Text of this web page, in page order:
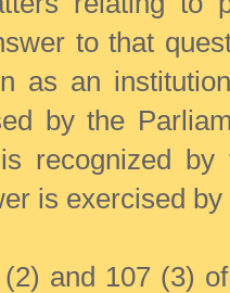
to that
as an
by the
recognized
is exercised
and 107 (3)